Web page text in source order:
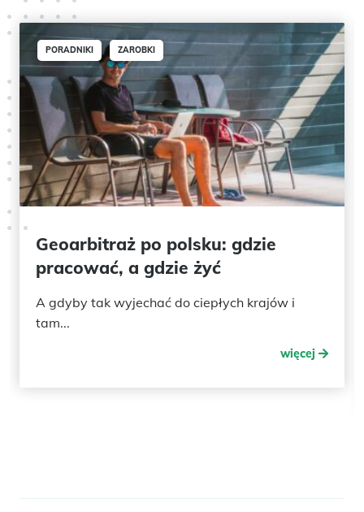
PORADNIKI ZAROBKI
Geoarbitraż po polsku: gdzie
pracować, a gdzie żyć
A gdyby tak wyjechać do ciepłych krajów i
tam...
więcej